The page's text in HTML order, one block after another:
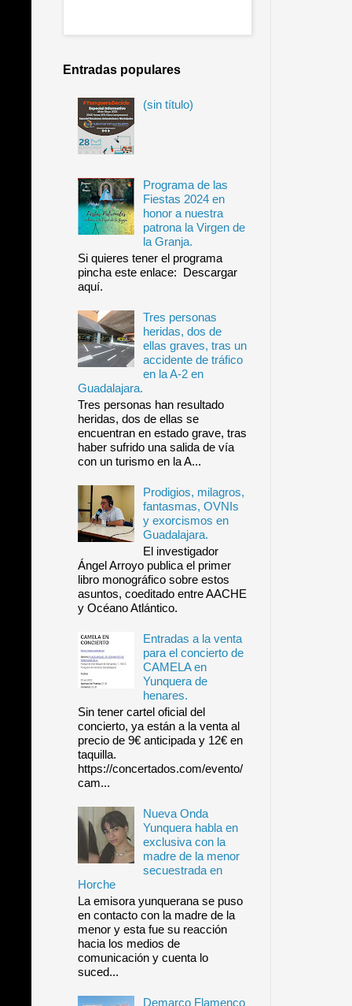
Entradas populares
(sin título)
Programa de las
Fiestas 2024 en
honor a nuestra
patrona la Virgen de
la Granja.
Si quieres tener el programa
pincha este enlace: Descargar
aquí.
Tres personas
heridas, dos de
ellas graves, tras un
accidente de tráfico
en la A-2 en
Guadalajara.
Tres personas han resultado
heridas, dos de ellas se
encuentran en estado grave, tras
haber sufrido una salida de vía
con un turismo en la A...
Prodigios, milagros,
fantasmas, OVNIs
y exorcismos en
Guadalajara.
El investigador
Ángel Arroyo publica el primer
libro monográfico sobre estos
asuntos, coeditado entre AACHE
y Océano Atlántico.
Entradas a la venta
para el concierto de
CAMELA en
Yunquera de
henares.
Sin tener cartel oficial del
concierto, ya están a la venta al
precio de 9€ anticipada y 12€ en
taquilla.
https://concertados.com/evento/
cam...
Nueva Onda
Yunquera habla en
exclusiva con la
madre de la menor
secuestrada en
Horche
La emisora yunquerana se puso
en contacto con la madre de la
menor y esta fue su reacción
hacia los medios de
comunicación y cuenta lo
suced...
Demarco Flamenco